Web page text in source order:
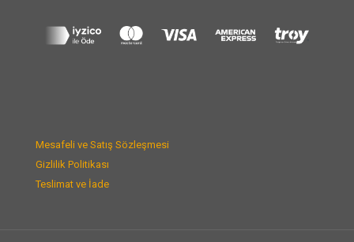
Mesafeli ve Satış Sözleşmesi
Gizlilik Politikası
Teslimat ve İade